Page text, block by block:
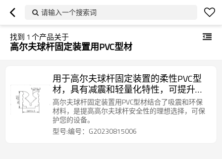
请输入一个搜索词
找到 1 个产品关于
高尔夫球杆固定装置用PVC型材
用于高尔夫球杆固定装置的柔性PVC型
材，具有减震和轻量化特性，可提升高
尔夫球具性能。
高尔夫球杆固定装置用PVC型材结合了吸震和环保
材料，是提高高尔夫球杆安全性的理想选择，可保
护您的设备。
型号:编号：G20230815006